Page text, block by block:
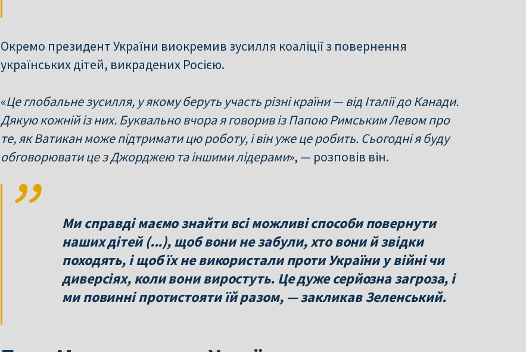
Окремо президент України виокремив зусилля коаліції з повернення
українських дітей, викрадених Росією.
«Це глобальне зусилля, у якому беруть участь різні країни — від Італії до Канади.
Дякую кожній із них. Буквально вчора я говорив із Папою Римським Левом про
те, як Ватикан може підтримати цю роботу, і він уже це робить. Сьогодні я буду
обговорювати це з Джорджею та іншими лідерами», — розповів він.
Ми справді маємо знайти всі можливі способи повернути
наших дітей (...), щоб вони не забули, хто вони й звідки
походять, і щоб їх не використали проти України у війні чи
диверсіях, коли вони виростуть. Це дуже серйозна загроза, і
ми повинні протистояти їй разом, — закликав Зеленський.